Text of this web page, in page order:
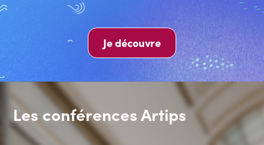
Je découvre
Les conférences Artips